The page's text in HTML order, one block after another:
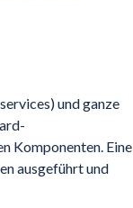
und ganze
Komponenten. Eine
ausgeführt und